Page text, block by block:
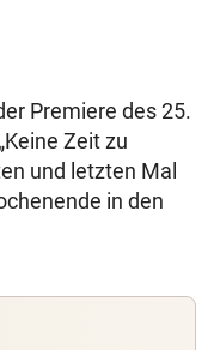
Premiere des 25.
Zeit zu
und letzten Mal
in den